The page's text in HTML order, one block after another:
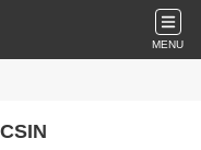
MENU